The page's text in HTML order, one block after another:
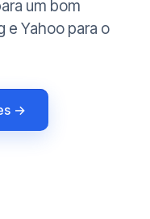
um bom
e Yahoo para o
→